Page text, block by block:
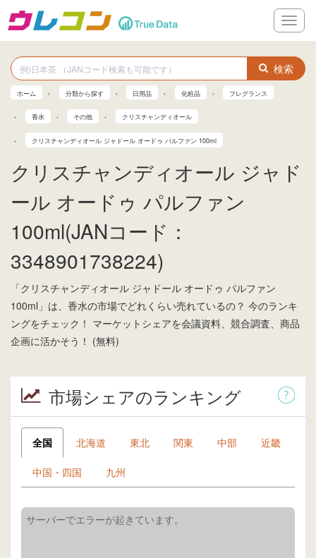
メ
ニ
ー
検索
ホーム 分類から探す 日用品 化粧品 フレグランス
香水 その他 クリスチャンディオール
クリスチャンディオール ジャドール オードゥ パルファン 100ml
クリスチャンディオール ジャド
ール オードゥ パルファン
100ml(JANコード：
3348901738224)
「クリスチャンディオール ジャドール オードゥ パルファン
100ml」は、香水の市場でどれくらい売れているの？ 今のランキ
ングをチェック！ マーケットシェアを会議資料、競合調査、商品
企画に活かそう！ (無料)
市場シェアのランキング
全国 北海道 東北 関東 中部 近畿
中国・四国 九州